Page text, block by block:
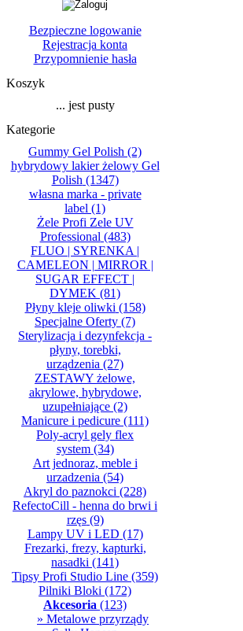
Bezpieczne logowanie
Rejestracja konta
Przypomnienie hasła
Koszyk
... jest pusty
Kategorie
Gummy Gel Polish (2)
hybrydowy lakier żelowy Gel
Polish (1347)
własna marka - private
label (1)
Żele Profi Zele UV
Professional (483)
FLUO | SYRENKA |
CAMELEON | MIRROR |
SUGAR EFFECT |
DYMEK (81)
Płyny kleje oliwki (158)
Specjalne Oferty (7)
Sterylizacja i dezynfekcja -
płyny, torebki,
urządzenia (27)
ZESTAWY żelowe,
akrylowe, hybrydowe,
uzupełniające (2)
Manicure i pedicure (111)
Poly-acryl gely flex
system(34)
Art jednoraz, meble i
urzadzenia (54)
Akryl do paznokci (228)
RefectoCill - henna do brwi i
rzęs(9)
Lampy UV i LED (17)
Frezarki, frezy, kapturki,
nasadki (141)
Tipsy Profi Studio Line (359)
Pilniki Bloki (172)
Akcesoria (123)
» Metalowe przyrządy